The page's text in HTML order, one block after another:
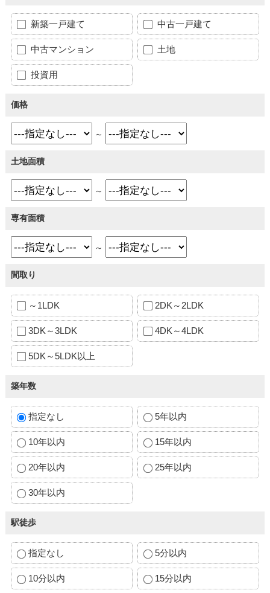
新築一戸建て 中古一戸建て
中古マンション 土地
投資用
価格
～
土地面積
～
専有面積
～
間取り
～1LDK 2DK～2LDK
3DK～3LDK 4DK～4LDK
5DK～5LDK以上
築年数
指定なし 5年以内
10年以内 15年以内
20年以内 25年以内
30年以内
駅徒歩
指定なし 5分以内
10分以内 15分以内